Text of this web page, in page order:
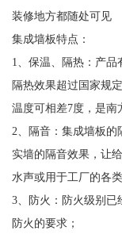
装修地方都随处可见
集成墙板特点：
1、保温、隔热：产品
隔热效果超过国家规
温度可相差7度，是南
2、隔音：集成墙板
实墙的隔音效果，让
水声或用于工厂的各
3、防火：防火级别已
防火的要求；